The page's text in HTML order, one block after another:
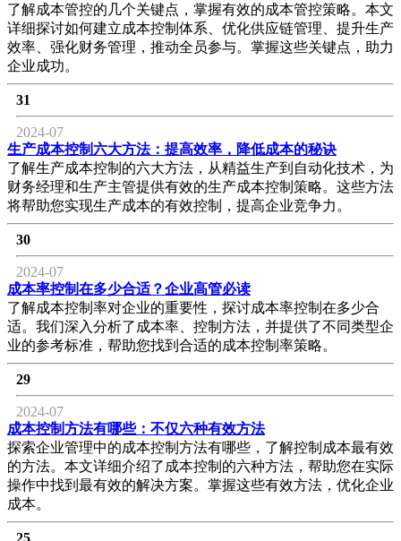
了解成本管控的几个关键点，掌握有效的成本管控策略。本文
详细探讨如何建立成本控制体系、优化供应链管理、提升生产
效率、强化财务管理，推动全员参与。掌握这些关键点，助力
企业成功。
31
2024-07
生产成本控制六大方法：提高效率，降低成本的秘诀
了解生产成本控制的六大方法，从精益生产到自动化技术，为
财务经理和生产主管提供有效的生产成本控制策略。这些方法
将帮助您实现生产成本的有效控制，提高企业竞争力。
30
2024-07
成本率控制在多少合适？企业高管必读
了解成本控制率对企业的重要性，探讨成本率控制在多少合
适。我们深入分析了成本率、控制方法，并提供了不同类型企
业的参考标准，帮助您找到合适的成本控制率策略。
29
2024-07
成本控制方法有哪些：不仅六种有效方法
探索企业管理中的成本控制方法有哪些，了解控制成本最有效
的方法。本文详细介绍了成本控制的六种方法，帮助您在实际
操作中找到最有效的解决方案。掌握这些有效方法，优化企业
成本。
25